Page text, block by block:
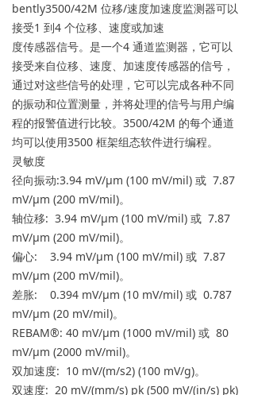
bently3500/42M 位移/速度加速度监测器可以
接受1 到4 个位移、速度或加速
度传感器信号。是一个4 通道监测器，它可以
接受来自位移、速度、加速度传感器的信号，
通过对这些信号的处理，它可以完成各种不同
的振动和位置测量，并将处理的信号与用户编
程的报警值进行比较。3500/42M 的每个通道
均可以使用3500 框架组态软件进行编程。
灵敏度
径向振动:3.94 mV/μm (100 mV/mil) 或 7.87
mV/μm (200 mV/mil)。
轴位移: 3.94 mV/μm (100 mV/mil) 或 7.87
mV/μm (200 mV/mil)。
偏心: 3.94 mV/μm (100 mV/mil) 或 7.87
mV/μm (200 mV/mil)。
差胀: 0.394 mV/μm (10 mV/mil) 或 0.787
mV/μm (20 mV/mil)。
REBAM®: 40 mV/μm (1000 mV/mil) 或 80
mV/μm (2000 mV/mil)。
双加速度: 10 mV/(m/s2) (100 mV/g)。
双速度: 20 mV/(mm/s) pk (500 mV/(in/s) pk)